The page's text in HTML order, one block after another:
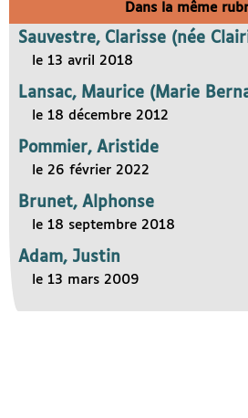
Dans la même
Sauvestre, Clarisse (née
le 13 avril 2018
Lansac, Maurice (Marie
le 18 décembre 2012
Pommier, Aristide
le 26 février 2022
Brunet, Alphonse
le 18 septembre 2018
Adam, Justin
le 13 mars 2009